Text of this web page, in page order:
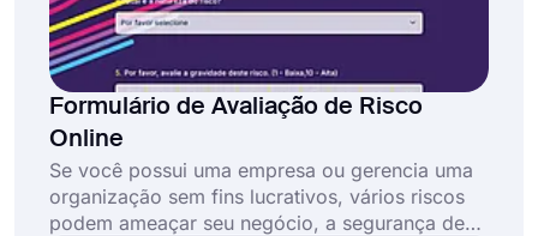
Formulário de Avaliação de Risco
Online
Se você possui uma empresa ou gerencia uma
organização sem fins lucrativos, vários riscos
podem ameaçar seu negócio, a segurança de